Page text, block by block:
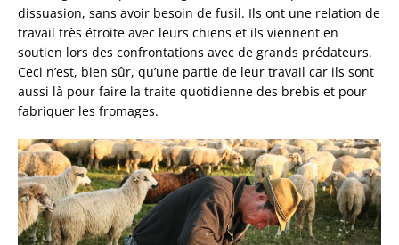
dissuasion, sans avoir besoin de fusil. Ils ont une relation de
travail très étroite avec leurs chiens et ils viennent en
soutien lors des confrontations avec de grands prédateurs.
Ceci n’est, bien sûr, qu’une partie de leur travail car ils sont
aussi là pour faire la traite quotidienne des brebis et pour
fabriquer les fromages.